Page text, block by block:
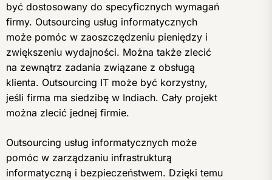
być dostosowany do specyficznych wymagań
firmy. Outsourcing usług informatycznych
może pomóc w zaoszczędzeniu pieniędzy i
zwiększeniu wydajności. Można także zlecić
na zewnątrz zadania związane z obsługą
klienta. Outsourcing IT może być korzystny,
jeśli firma ma siedzibę w Indiach. Cały projekt
można zlecić jednej firmie.
Outsourcing usług informatycznych może
pomóc w zarządzaniu infrastrukturą
informatyczną i bezpieczeństwem. Dzięki temu